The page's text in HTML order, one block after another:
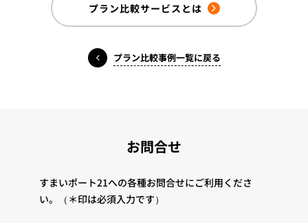
プラン比較サービスとは
プラン比較事例一覧に戻る
お問合せ
すまいポート21への各種お問合せにご利用くださ
い。
（＊印は必須入力です）